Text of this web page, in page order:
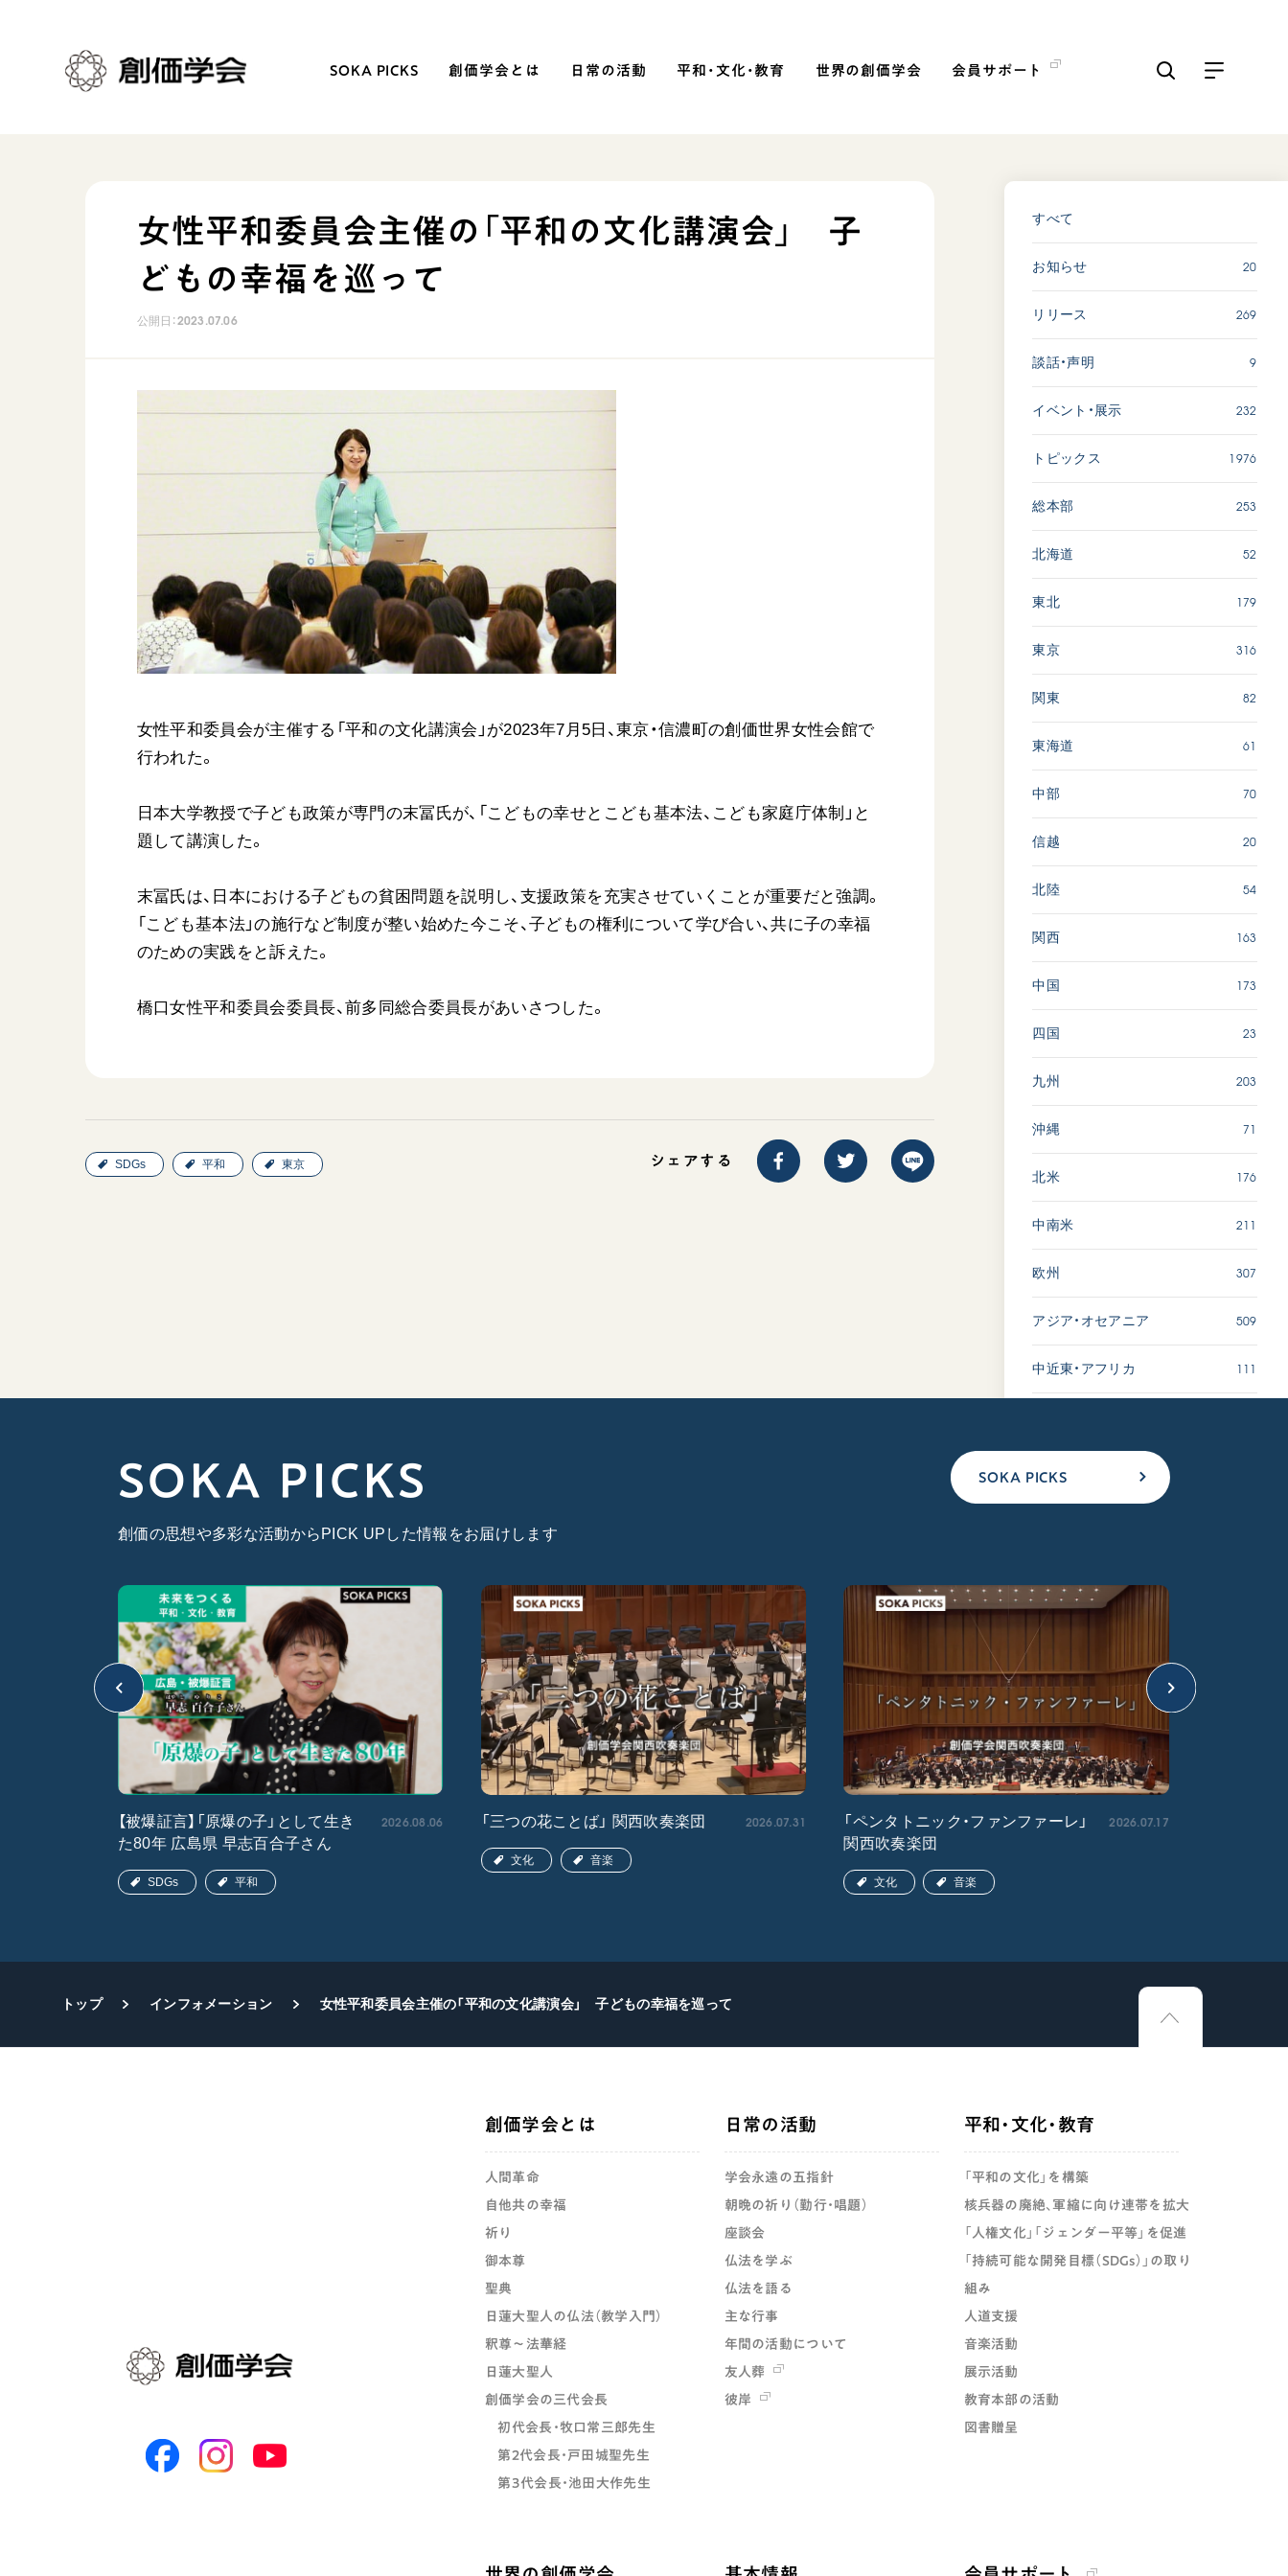
SOKA PICKS 創価学会とは 日常の活動 平和・文化・教育 世界の創価学会 会員サポート
日蓮大聖人の仏法（教学入門）
釈尊～法華経
創価学会の三代会長
第2代会長・戸田城聖先生
学会永遠の五指針
朝晩の祈り（勤行・唱題）
主な行事
年間の活動について
彼岸
「平和の文化」を構築
取り組み
人道支援
展示活動
教育本部の活動
図書贈呈
世界の創価学会 基本情報 ＜関連リンク＞
創価学会総本部
聖教電子版
Soka Gakkai グローバルサイト
【被爆証言】「原爆の子」と
して生きた80年 広島県 早
志百…
2026.08.06
SDGs
動画
広島
「三つの花ことば」 関西吹
奏楽団
2026.07.31
文化 音楽
「ペンタトニック・ファン
ファーレ」 関西吹奏楽団
2026.07.17
女性平和委員会主催の「平和の文化講演会」 子
どもの幸福を巡って
公開日：2023.07.06
女性平和委員会が主催する「平和の文化講演会」が2023年7月5日、東京・信濃町の創価世界女性会館で
行われた。
日本大学教授で子ども政策が専門の末冨氏が、「こどもの幸せとこども基本法、こども家庭庁体制」と
題して講演した。
末冨氏は、日本における子どもの貧困問題を説明し、支援政策を充実させていくことが重要だと強調。
「こども基本法」の施行など制度が整い始めた今こそ、子どもの権利について学び合い、共に子の幸福
のための実践をと訴えた。
橋口女性平和委員会委員長、前多同総合委員長があいさつした。
SDGs 平和 東京 シェアする
すべて
お知らせ 20
リリース 269
談話・声明 9
イベント・展示 232
トピックス 1976
総本部 253
北海道 52
東北 179
東京 316
関東 82
東海道 61
中部 70
信越 20
北陸 54
関西 163
中国 173
四国 23
九州 203
沖縄 71
北米 176
中南米 211
欧州 307
アジア・オセアニア 509
中近東・アフリカ 111
SOKA PICKS
創価の思想や多彩な活動からPICK UPした情報をお届けします
SOKA PICKS
【被爆証言】「原爆の子」として生き
た80年 広島県 早志百合子さん
2026.08.06
SDGs 平和
「三つの花ことば」 関西吹奏楽団 2026.07.31
文化 音楽
「ペンタトニック・ファンファーレ」
関西吹奏楽団
2026.07.17
文化 音楽
トップ インフォメーション 女性平和委員会主催の「平和の文化講演会」 子どもの幸福を巡って
創価学会とは
人間革命
自他共の幸福
祈り
御本尊
聖典
日蓮大聖人の仏法（教学入門）
釈尊～法華経
日蓮大聖人
創価学会の三代会長
初代会長・牧口常三郎先生
第2代会長・戸田城聖先生
第3代会長・池田大作先生
日常の活動
学会永遠の五指針
朝晩の祈り（勤行・唱題）
座談会
仏法を学ぶ
仏法を語る
主な行事
年間の活動について
友人葬
彼岸
平和・文化・教育
「平和の文化」を構築
核兵器の廃絶、軍縮に向け連帯を拡大
「人権文化」「ジェンダー平等」を促進
「持続可能な開発目標（SDGs）」の取り
組み
人道支援
音楽活動
展示活動
教育本部の活動
図書贈呈